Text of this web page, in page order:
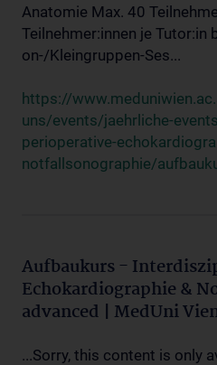
Anatomie Max. 40
Teilnehmer:innen je Tutor:in
on-/Kleingruppen-Ses...
https://
uns/events/jaehrliche-
perioperative-
notfallsonographie/
Aufbaukurs -
Echokardiographie &
advanced | MedUni
...Sorry, this content is only